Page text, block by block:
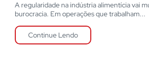
A regularidade na indústria alimentícia vai
burocracia. Em operações que trabalham...
Continue Lendo